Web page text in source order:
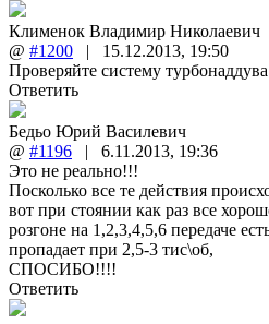
Клименок Владимир Николаевич
@ #1200 | 15.12.2013, 19:50
Проверяйте систему турбонаддува
Ответить
Бедьо Юрий Василевич
@ #1196 | 6.11.2013, 19:36
Это не реально!!!
Посколько все те действия
вот при стоянии как раз все
розгоне на 1,2,3,4,5,6 передаче
пропадает при 2,5-3 тис\об,
СПОСИБО!!!!
Ответить